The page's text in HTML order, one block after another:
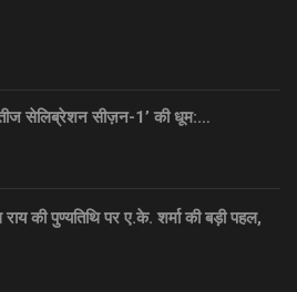
सेलिब्रेशन सीज़न-1’ की धूम:…
की पुण्यतिथि पर ए.के. शर्मा की बड़ी पहल,